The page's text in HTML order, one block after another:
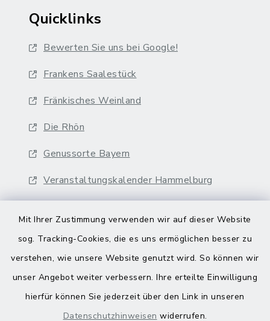
Mit Ihrer Zustimmung verwenden wir auf dieser Website
sog. Tracking-Cookies, die es uns ermöglichen besser zu
verstehen, wie unsere Website genutzt wird. So können wir
unser Angebot weiter verbessern. Ihre erteilte Einwilligung
hierfür können Sie jederzeit über den Link in unseren
Datenschutzhinweisen widerrufen.
Quicklinks
Bewerten Sie uns bei Google!
Frankens Saalestück
Fränkisches Weinland
Die Rhön
Genussorte Bayern
Veranstaltungskalender Hammelburg
Barrierefreiheit